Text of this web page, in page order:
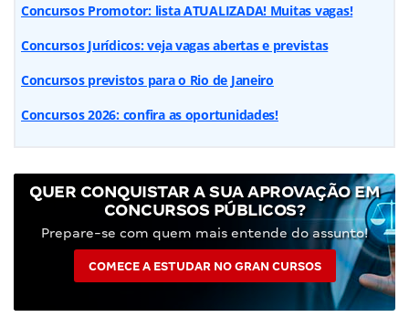
Concursos Promotor: lista ATUALIZADA! Muitas vagas!
Concursos Jurídicos: veja vagas abertas e previstas
Concursos previstos para o Rio de Janeiro
Concursos 2026: confira as oportunidades!
QUER CONQUISTAR A SUA APROVAÇÃO EM
CONCURSOS PÚBLICOS?
Prepare-se com quem mais entende do assunto!
COMECE A ESTUDAR NO GRAN CURSOS